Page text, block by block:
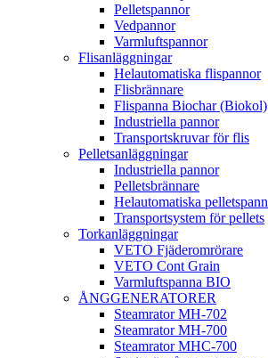
Pelletspannor
Vedpannor
Varmluftspannor
Flisanläggningar
Helautomatiska flispannor
Flisbrännare
Flispanna Biochar (Biokol)
Industriella pannor
Transportskruvar för flis
Pelletsanläggningar
Industriella pannor
Pelletsbrännare
Helautomatiska
Transportsystem för pellets
Torkanläggningar
VETO Fjäderomrörare
VETO Cont Grain
Varmluftspanna BIO
ÅNGGENERATORER
Steamrator MH-702
Steamrator MH-700
Steamrator MHC-700